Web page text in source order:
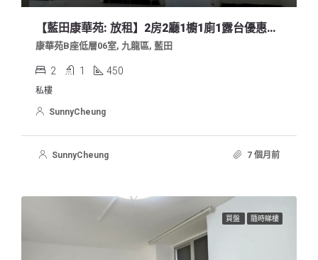
【藍田康華苑: 放租】2房2廳1櫥1廁1露台優惠放租
康華苑B座低層06室, 九龍區, 藍田
2 1 450
私樓
SunnyCheung
SunnyCheung 7 個月前
買盤 隨時睇樓